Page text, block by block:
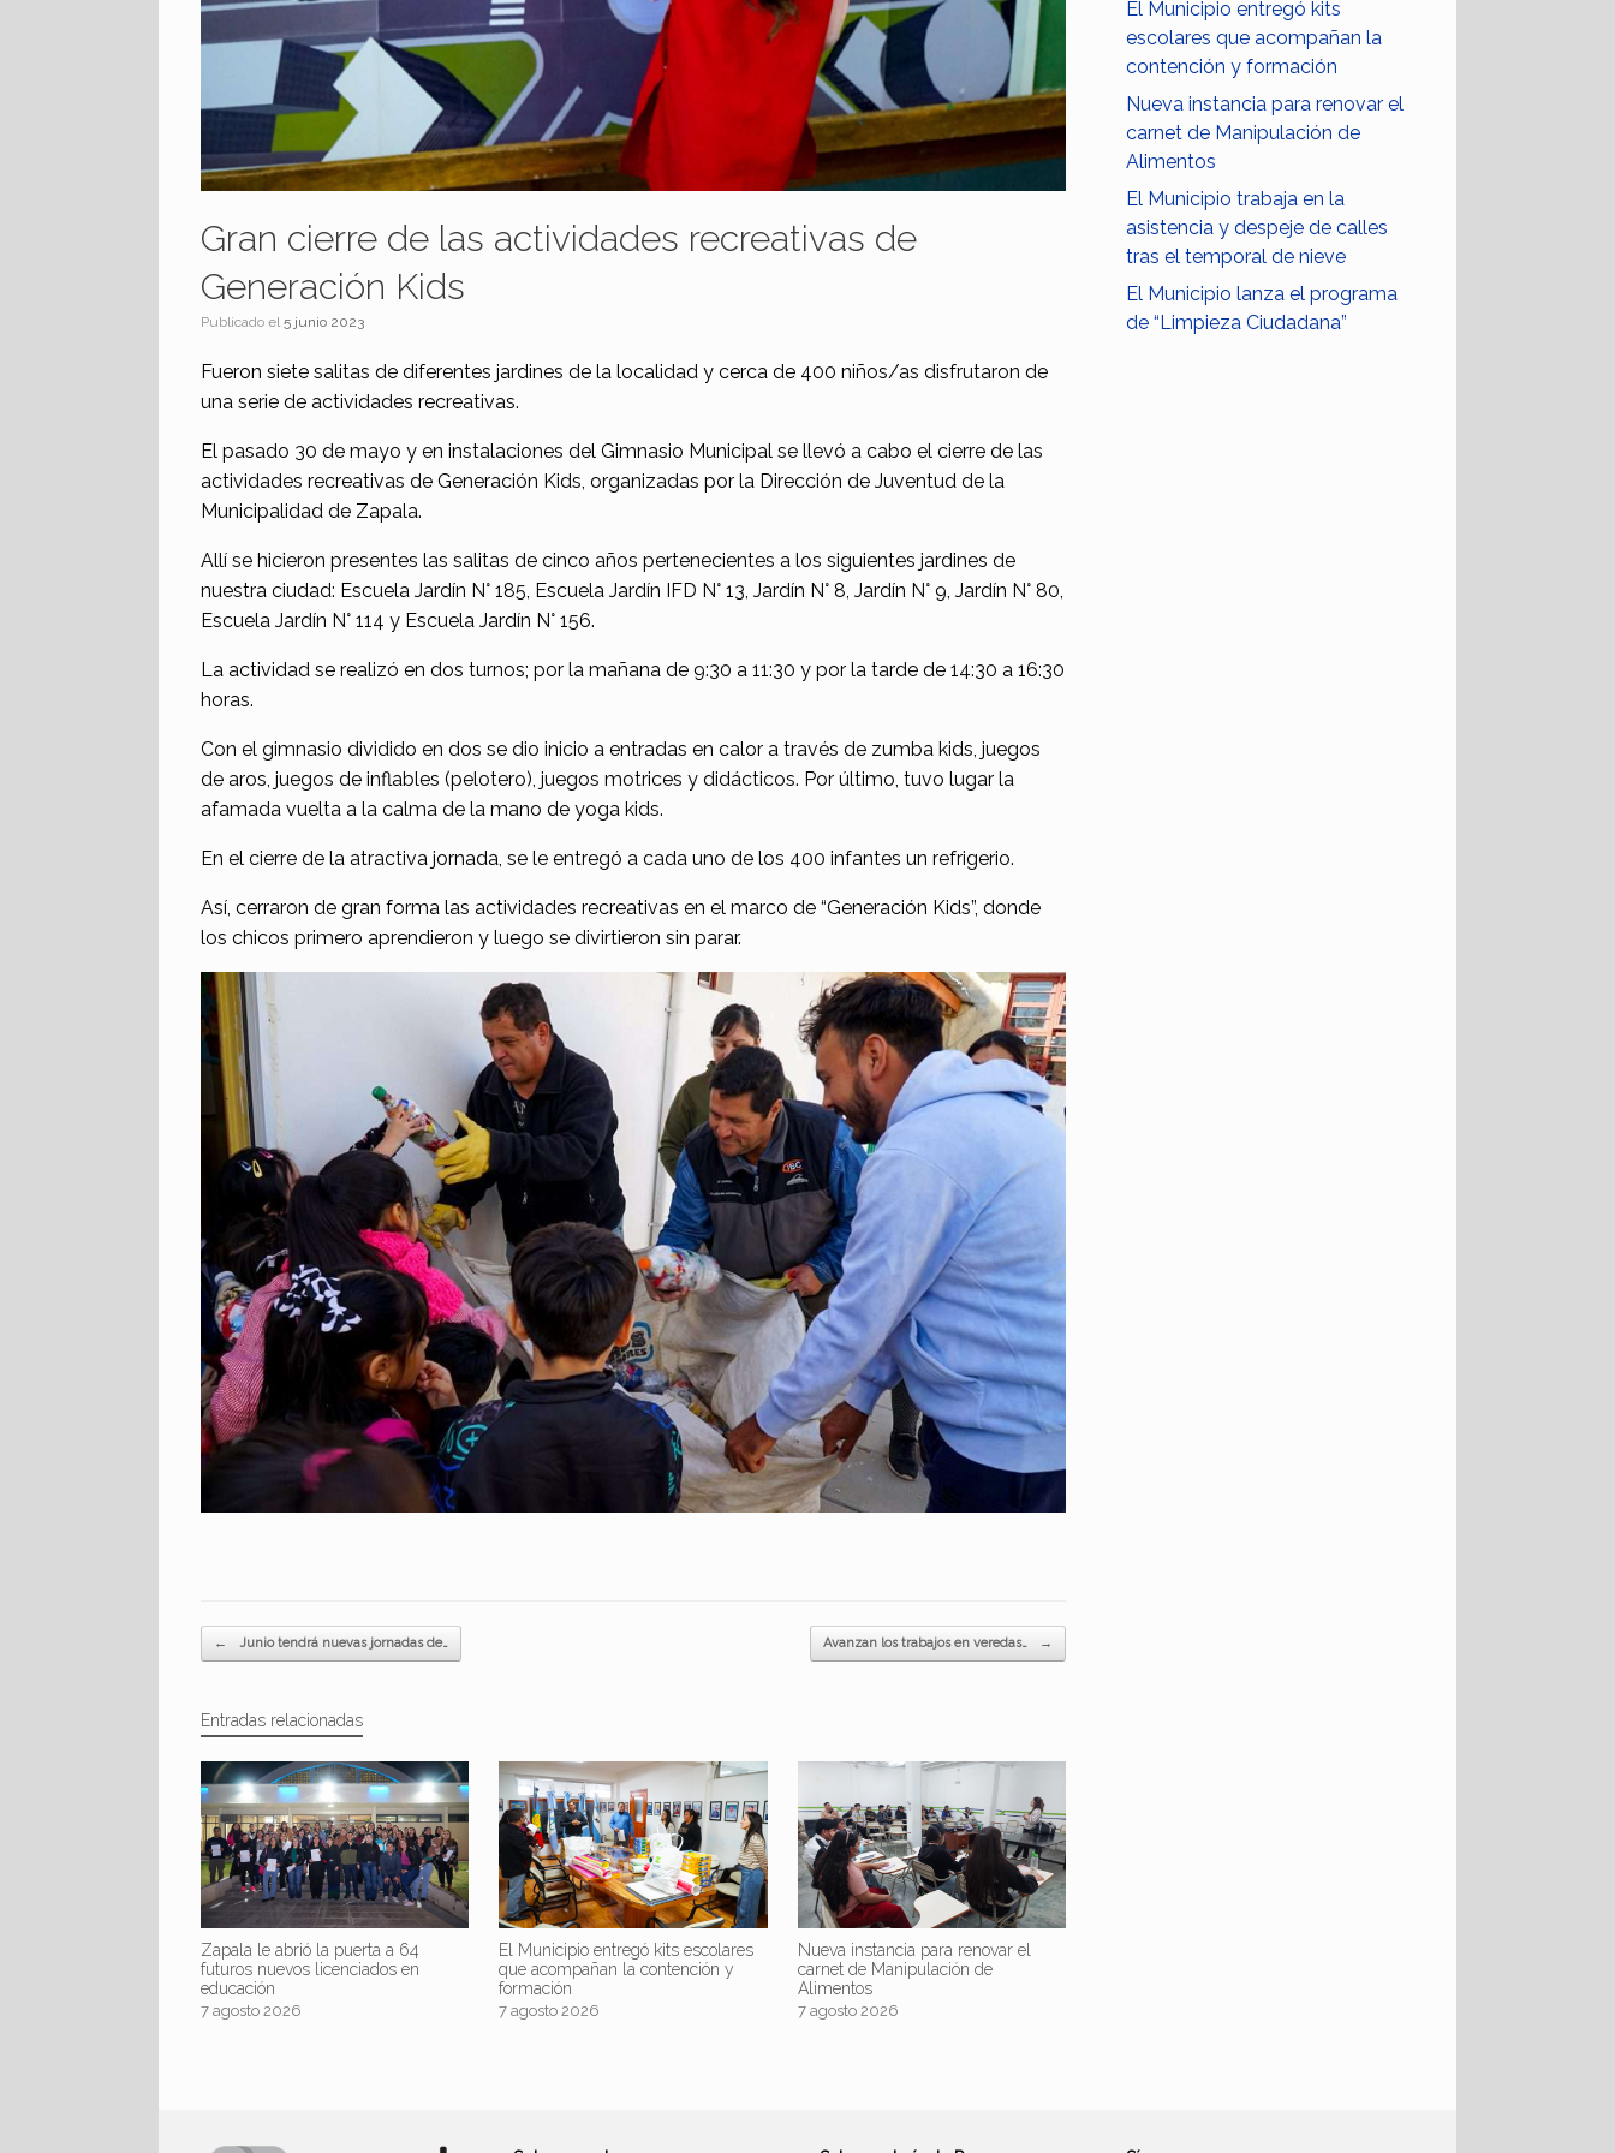
Gran cierre de las actividades recreativas de
Generación Kids
Publicado el5 junio 2023
Fueron siete salitas de diferentes jardines de la localidad y cerca de 400 niños/as disfrutaron de
una serie de actividades recreativas.
El pasado 30 de mayo y en instalaciones del Gimnasio Municipal se llevó a cabo el cierre de las
actividades recreativas de Generación Kids, organizadas por la Dirección de Juventud de la
Municipalidad de Zapala.
Allí se hicieron presentes las salitas de cinco años pertenecientes a los siguientes jardines de
nuestra ciudad: Escuela Jardín N° 185, Escuela Jardín IFD N° 13, Jardín N° 8, Jardín N° 9, Jardín N° 80,
Escuela Jardín N° 114 y Escuela Jardín N° 156.
La actividad se realizó en dos turnos; por la mañana de 9:30 a 11:30 y por la tarde de 14:30 a 16:30
horas.
Con el gimnasio dividido en dos se dio inicio a entradas en calor a través de zumba kids, juegos
de aros, juegos de inflables (pelotero), juegos motrices y didácticos. Por último, tuvo lugar la
afamada vuelta a la calma de la mano de yoga kids.
En el cierre de la atractiva jornada, se le entregó a cada uno de los 400 infantes un refrigerio.
Así, cerraron de gran forma las actividades recreativas en el marco de “Generación Kids”, donde
los chicos primero aprendieron y luego se divirtieron sin parar.
Navegador de artículos
← Junio tendrá nuevas jornadas de… Avanzan los trabajos en veredas… →
Entradas relacionadas
Zapala le abrió la puerta a 64
futuros nuevos licenciados en
educación
7 agosto 2026
El Municipio entregó kits escolares
que acompañan la contención y
formación
7 agosto 2026
Nueva instancia para renovar el
carnet de Manipulación de
Alimentos
7 agosto 2026
El Municipio entregó kits
escolares que acompañan la
contención y formación
Nueva instancia para renovar el
carnet de Manipulación de
Alimentos
El Municipio trabaja en la
asistencia y despeje de calles
tras el temporal de nieve
El Municipio lanza el programa
de “Limpieza Ciudadana”